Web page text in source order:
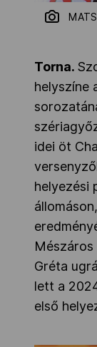
Torna.
helyszíne
idei öt
helyezési
Gréta
lett a
első